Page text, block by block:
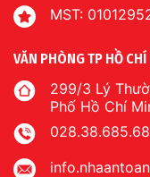
MST:
VĂN PHÒNG TP HỒ
299/3 Lý
Phố Hồ Chí